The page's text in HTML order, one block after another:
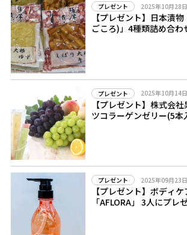
プレゼント 2025年10月28日
【プレゼント】日本漬
ごころ)」4種類詰め合わ
プレゼント 2025年10月14日
【プレゼント】株式会
ツコラーゲンゼリー(5本
プレゼント 2025年09月23日
【プレゼント】ボディ
「AFLORA」 3人にプレ